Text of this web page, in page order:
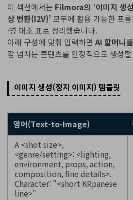
이 섹션에서는 Filmora의 ‘이미지 생
상 변환(I2V)’ 모두에 활용 가능한 프
·영 대조 표로 정리했습니다.
아래 구성에 맞춰 입력하면 AI 할머니
감 넘치는 콘텐츠를 안정적으로 생성
이미지 생성(정지 이미지) 템플릿
영어(Text-to-Image)
A <shot size>,
<genre/setting>: <lighting,
environment, props, action,
composition, fine details>.
Character: "<short KRpanese
line>"